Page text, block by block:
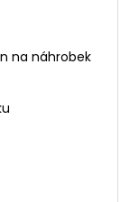
na náhrobek